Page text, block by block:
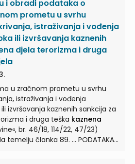
... Izvršenje kazne
na kaznu zatvora do
zatvora do dvije godine,
... osnovi izvršne odluke
obvezan davati uzdržavanje
odnosno roditeljima, naknaditi
kaznenim djelom
i obradi podataka o
prometu u svrhu
istraživanja i vođenja
ili izvršavanja kaznenih
djela terorizma i druga
u zračnom prometu u svrhu
istraživanja i vođenja
izvršavanja kaznenih sankcija za
i druga teška kaznena
br. 46/18, 114/22, 47/23)
članka 89. ... PODATAKA